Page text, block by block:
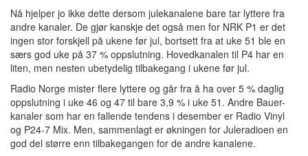
Nå hjelper jo ikke dette dersom julekanalene bare tar lyttere fra
andre kanaler. De gjør kanskje det også men for NRK P1 er det
ingen stor forskjell på ukene før jul, bortsett fra at uke 51 ble en
særs god uke på 37 % oppslutning. Hovedkanalen til P4 har en
liten, men nesten ubetydelig tilbakegang i ukene før jul.
Radio Norge mister flere lyttere og går fra å ha over 5 % daglig
oppslutning i uke 46 og 47 til bare 3,9 % i uke 51. Andre Bauer-
kanaler som har en fallende tendens i desember er Radio Vinyl
og P24-7 Mix. Men, sammenlagt er økningen for Juleradioen en
god del større enn tilbakegangen for de andre kanalene.